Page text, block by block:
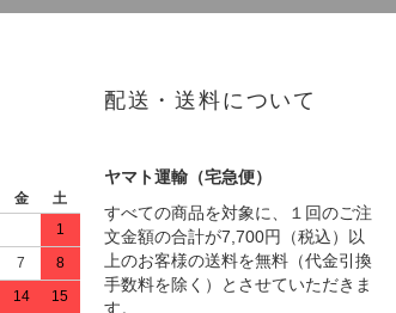
金
土
1
7
8
14 15
配送・送料について
ヤマト運輸（宅急便）
すべての商品を対象に、１回のご注
文金額の合計が7,700円（税込）以
上のお客様の送料を無料（代金引換
手数料を除く）とさせていただきま
す。